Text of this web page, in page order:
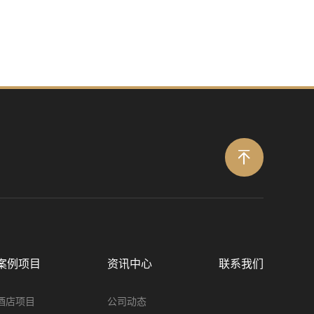
例项目
店项目
资讯中心
公司动态
联系我们